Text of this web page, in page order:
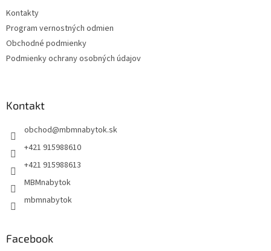
Kontakty
Program vernostných odmien
Obchodné podmienky
Podmienky ochrany osobných údajov
Kontakt
obchod@mbmnabytok.sk
+421 915988610
+421 915988613
MBMnabytok
mbmnabytok
Facebook